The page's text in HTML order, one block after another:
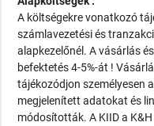
A költségekre vonatkozó
számlavezetési és
alapkezelőnél. A vásárlás
befektetés 4-5%-át !
tájékozódjon személyesen
megjelenített adatokat és
módosították. A KIID a